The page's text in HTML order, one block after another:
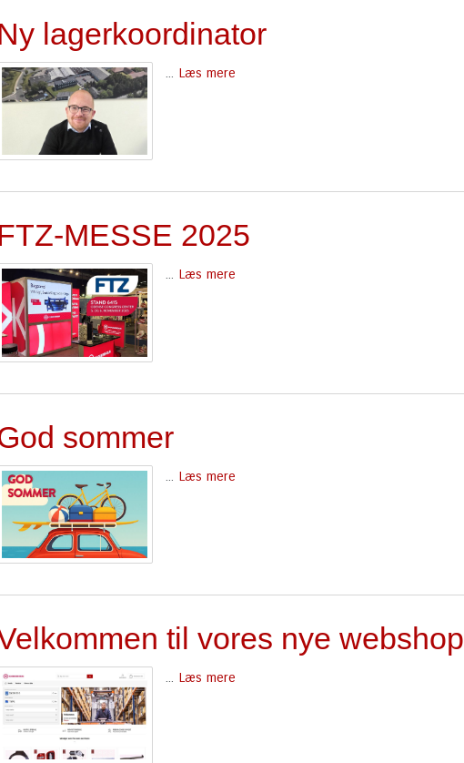
lagerkoordinator
... Læs mere
MESSE 2025
... Læs mere
sommer
Læs mere
til vores nye webshop
... Læs mere